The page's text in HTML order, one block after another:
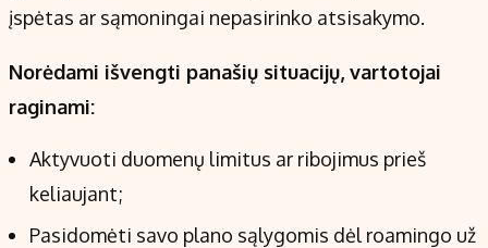
įspėtas ar sąmoningai nepasirinko atsisakymo.
Norėdami išvengti panašių situacijų, vartotojai
raginami:
Aktyvuoti duomenų limitus ar ribojimus prieš
keliaujant;
Pasidomėti savo plano sąlygomis dėl roamingo už